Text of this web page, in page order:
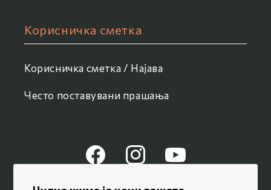
Корисничка сметка
Корисничка сметка / Најава
Често поставувани прашања
FacebookInstagramYouTube